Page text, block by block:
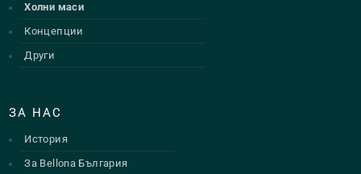
Холни маси
Концепции
Други
ЗА НАС
История
За Bellona България